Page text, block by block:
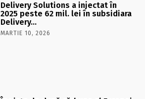
Delivery Solutions a injectat în
2025 peste 62 mil. lei în subsidiara
Delivery…
MARTIE 10, 2026